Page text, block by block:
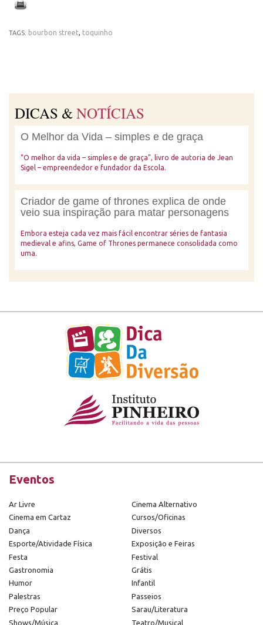
TAGS: bourbon street, toquinho
DICAS &NOTÍCIAS
O Melhor da Vida – simples e de graça
“O melhor da vida – simples e de graça”, livro de autoria de Jean
Sigel – empreendedor e fundador da Escola.
Criador de game of thrones explica de onde
veio sua inspiração para matar personagens
Embora esteja cada vez mais fácil encontrar séries de fantasia
medieval e afins, Game of Thrones permanece consolidada como
uma.
Eventos
Ar Livre
Cinema Alternativo
Cinema em Cartaz
Cursos/Oficinas
Dança
Diversos
Esporte/Atividade Física
Exposição e Feiras
Festa
Festival
Gastronomia
Grátis
Humor
Infantil
Palestras
Passeios
Preço Popular
Sarau/Literatura
Shows/Música
Teatro/Musical